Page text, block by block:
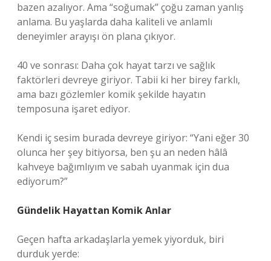
bazen azalıyor. Ama “soğumak” çoğu zaman yanlış
anlama. Bu yaşlarda daha kaliteli ve anlamlı
deneyimler arayışı ön plana çıkıyor.
40 ve sonrası: Daha çok hayat tarzı ve sağlık
faktörleri devreye giriyor. Tabii ki her birey farklı,
ama bazı gözlemler komik şekilde hayatın
temposuna işaret ediyor.
Kendi iç sesim burada devreye giriyor: “Yani eğer 30
olunca her şey bitiyorsa, ben şu an neden hâlâ
kahveye bağımlıyım ve sabah uyanmak için dua
ediyorum?”
Gündelik Hayattan Komik Anlar
Geçen hafta arkadaşlarla yemek yiyorduk, biri
durduk yerde: